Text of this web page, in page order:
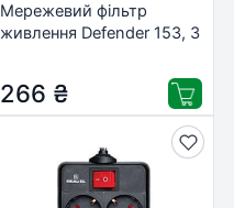
Мережевий фільтр
живлення Defender 153, 3
266 ₴